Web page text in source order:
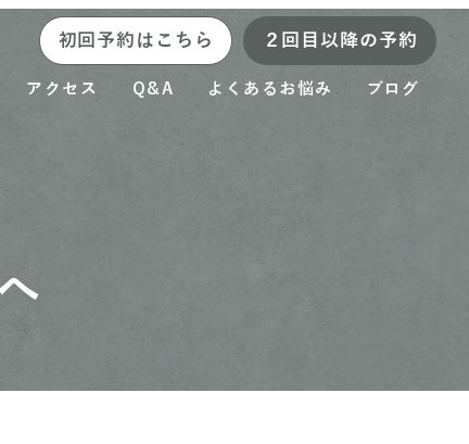
初回予約はこちら ２回目以降の予約
アクセス Q&A よくあるお悩み ブログ